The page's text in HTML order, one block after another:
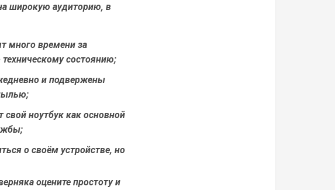
широкую аудиторию, в
много времени за
состоянию;
и подвержены
свой ноутбук как основной
о своём устройстве, но
оцените простоту и